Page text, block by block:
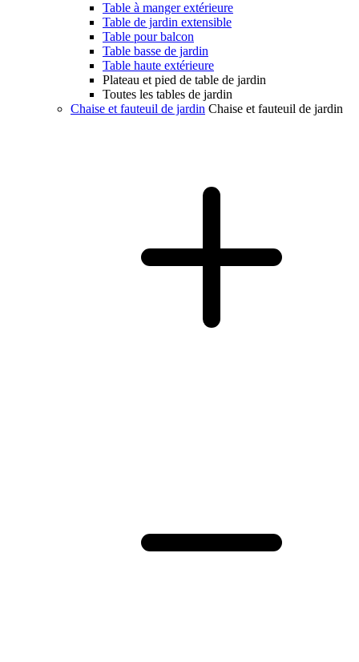
Table à manger extérieure
Table de jardin extensible
Table pour balcon
Table basse de jardin
Table haute extérieure
Plateau et pied de table de jardin
Toutes les tables de jardin
Chaise et fauteuil de jardin Chaise et fauteuil de jardin